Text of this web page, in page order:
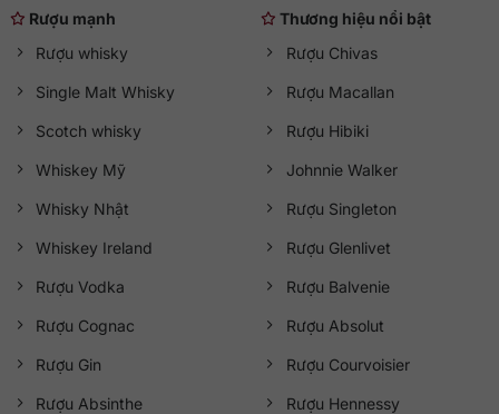
Rượu mạnh
Rượu whisky
Single Malt Whisky
Scotch whisky
Whiskey Mỹ
Whisky Nhật
Whiskey Ireland
Rượu Vodka
Rượu Cognac
Rượu Gin
Rượu Absinthe
Thương hiệu nổi bật
Rượu Chivas
Rượu Macallan
Rượu Hibiki
Johnnie Walker
Rượu Singleton
Rượu Glenlivet
Rượu Balvenie
Rượu Absolut
Rượu Courvoisier
Rượu Hennessy